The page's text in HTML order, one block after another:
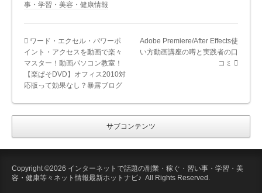
事・学習・美容・健康情報
ワード・エクセル・パワーポ
イント・アクセスを動画で楽々
マスター！動画パソコン教室！
【楽ぱそDVD】オフィス2010対
応版って効果なし？暴露ブログ
Adobe Premiere/After Effects使
い方動画講座の噂と実践者の口
コミ
サブコンテンツ
Copyright ©2026 インターネットで話題の副業・稼ぐ・習い事・学習・美
容・健康等々ネット情報最新ホットナビ♪ All Rights Reserved.